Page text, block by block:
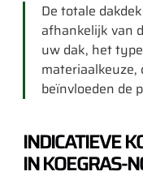
De totale
afhankelijk van
uw dak, het
beïnvloeden de
INDICATIEVE
IN KOEGRAS-